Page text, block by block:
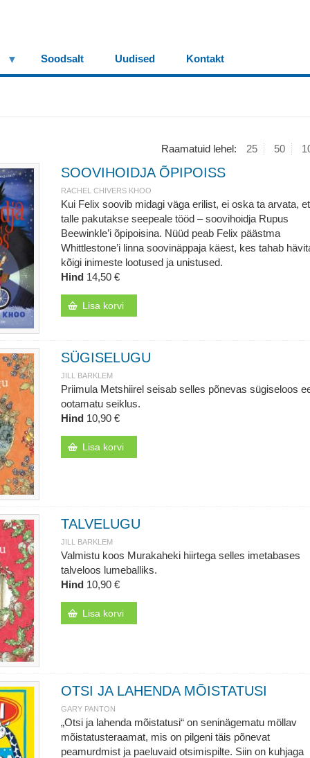
Soodsalt Uudised Kontakt
Raamatuid lehel: 25 50
SOOVIHOIDJA ÕPIPOISS
RACHEL CHIVERS KHOO
Kui Felix soovib midagi väga erilist, ei oska ta arvata, et
talle pakutakse seepeale tööd – soovihoidja Rupus
Beewinkle’i õpipoisina. Nüüd peab Felix päästma
Whittlestone’i linna soovinäppaja käest, kes tahab
kõigi inimeste lootused ja unistused.
Hind 14,50 €
Lisa korvi
SÜGISELUGU
JILL BARKLEM
Priimula Metshiirel seisab selles põnevas sügiseloos
ootamatu seiklus.
Hind 10,90 €
Lisa korvi
TALVELUGU
JILL BARKLEM
Valmistu koos Murakaheki hiirtega selles imetabases
talveloos lumeballiks.
Hind 10,90 €
Lisa korvi
OTSI JA LAHENDA MÕISTATUSI
GARY PANTON
„Otsi ja lahenda mõistatusi“ on seninägematu möllav
mõistatusteraamat, mis on pilgeni täis põnevat
peamurdmist ja paeluvaid otsimispilte. Siin on kuhjaga